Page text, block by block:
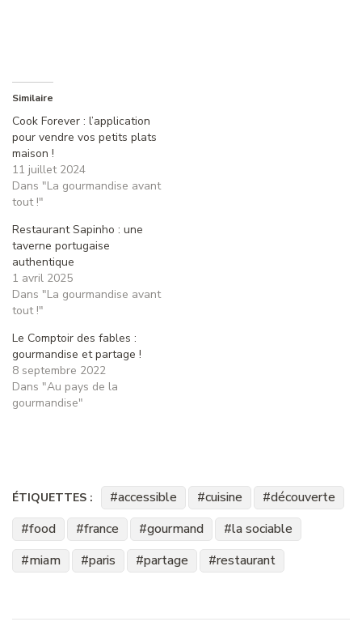
Similaire
Cook Forever : l’application
pour vendre vos petits plats
maison !
11 juillet 2024
Dans "La gourmandise avant
tout !"
Restaurant Sapinho : une
taverne portugaise
authentique
1 avril 2025
Dans "La gourmandise avant
tout !"
Le Comptoir des fables :
gourmandise et partage !
8 septembre 2022
Dans "Au pays de la
gourmandise"
ÉTIQUETTES : accessible cuisine
découverte
food
france gourmand
la sociable
miam
paris partage restaurant